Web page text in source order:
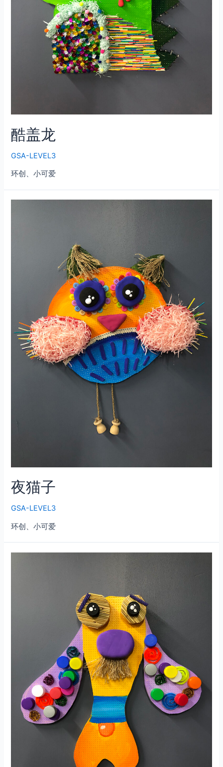
酷盖龙
GSA-LEVEL3
环创、小可爱
夜猫子
GSA-LEVEL3
环创、小可爱